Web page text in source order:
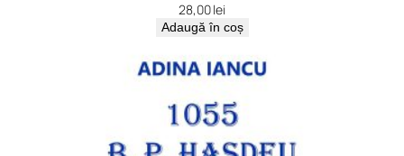
28,00lei
Adaugă în coș